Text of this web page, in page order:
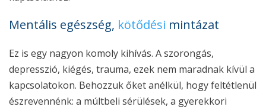
Mentális egészség, kötődési mintázat
Ez is egy nagyon komoly kihívás. A szorongás,
depresszió, kiégés, trauma, ezek nem maradnak kívül a
kapcsolatokon. Behozzuk őket anélkül, hogy feltétlenül
észrevennénk: a múltbeli sérülések, a gyerekkori